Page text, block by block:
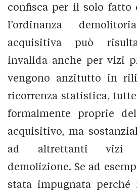
confisca per il solo fatto
l’ordinanza
acquisitiva può
invalida anche per vizi
vengono anzitutto in
ricorrenza statistica,
formalmente proprie
acquisitivo, ma
ad altrettanti vizi
demolizione. Se ad
stata impugnata